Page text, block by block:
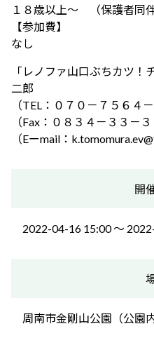
１８歳以上～ （保護者同伴
【参加費】
なし
「レノファ山口ぶちカ
二郎
（TEL：０７０－７５６４
（Fax：０８３４－３３－３
（Eーmail：
開
2022-04-16 15:00 〜
周南市金剛山公園（公園